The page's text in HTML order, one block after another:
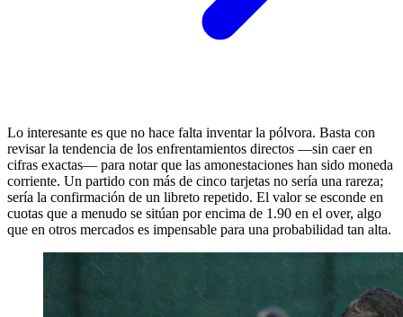
Lo interesante es que no hace falta inventar la pólvora. Basta con
revisar la tendencia de los enfrentamientos directos —sin caer en
cifras exactas— para notar que las amonestaciones han sido moneda
corriente. Un partido con más de cinco tarjetas no sería una rareza;
sería la confirmación de un libreto repetido. El valor se esconde en
cuotas que a menudo se sitúan por encima de 1.90 en el over, algo
que en otros mercados es impensable para una probabilidad tan alta.